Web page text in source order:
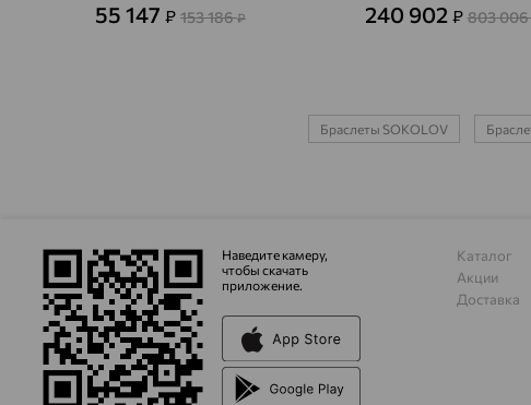
55 147 ₽ 153 186₽ 240 902 ₽ 803 006
Браслеты SOKOLOV
Наведите камеру,
чтобы скачать
приложение.
Каталог
Акции
Доставка